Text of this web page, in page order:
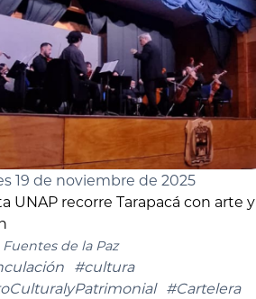
19 de noviembre de 2025
UNAP recorre Tarapacá con arte y
de la Paz
#cultura
#Cartelera